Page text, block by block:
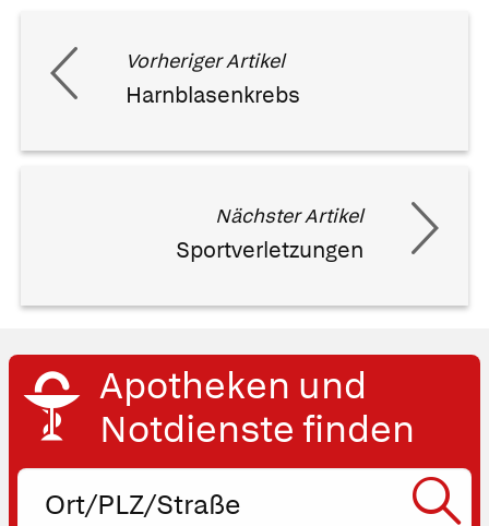
Vorheriger Artikel
Harnblasenkrebs
Nächster Artikel
Sportverletzungen
Apotheken und
Notdienste finden
Ort,